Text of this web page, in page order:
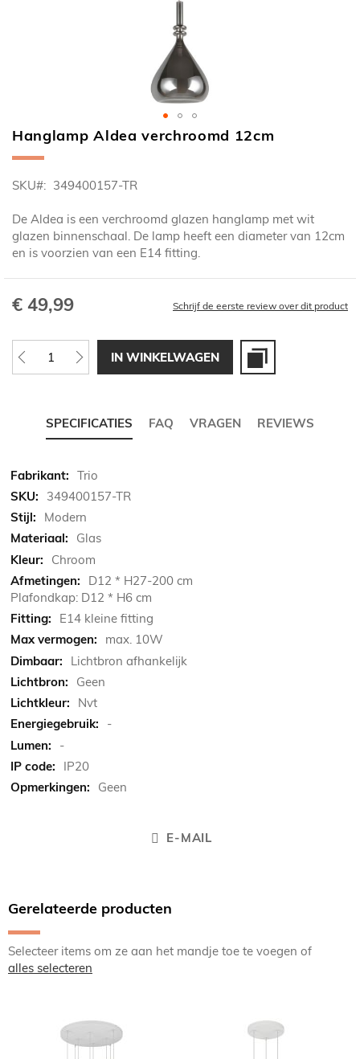
Ga
naar
begin
de
afbeeldingen-
gallerij
Hanglamp Aldea verchroomd 12cm
SKU 349400157-TR
De Aldea is een verchroomd glazen hanglamp met wit
glazen binnenschaal. De lamp heeft een diameter van 12cm
en is voorzien van een E14 fitting.
€ 49,99 Schrijf de eerste review over dit product
IN WINKELWAGEN
SPECIFICATIES FAQ VRAGEN REVIEWS
Meer
informatie
Trio
349400157-TR
Modern
Glas
Chroom
D12 * H27-200 cm
Plafondkap: D12 * H6 cm
E14 kleine fitting
max. 10W
Lichtbron afhankelijk
Geen
Nvt
-
-
IP20
Geen
E-MAIL
Gerelateerde producten
Selecteer items om ze aan het mandje toe te voegen of
alles selecteren